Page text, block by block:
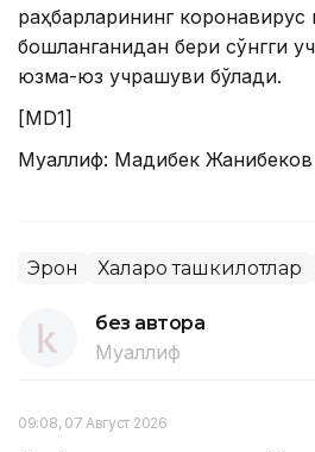
раҳбарларининг
бошланганидан бери сўнгги
юзма-юз учрашуви бўлади.
[МD1]
Муаллиф: Мадибек Жанибеков
Эрон Халқаро ташкилотлар
без автора
Муаллиф
09:08, 07 Август 2026